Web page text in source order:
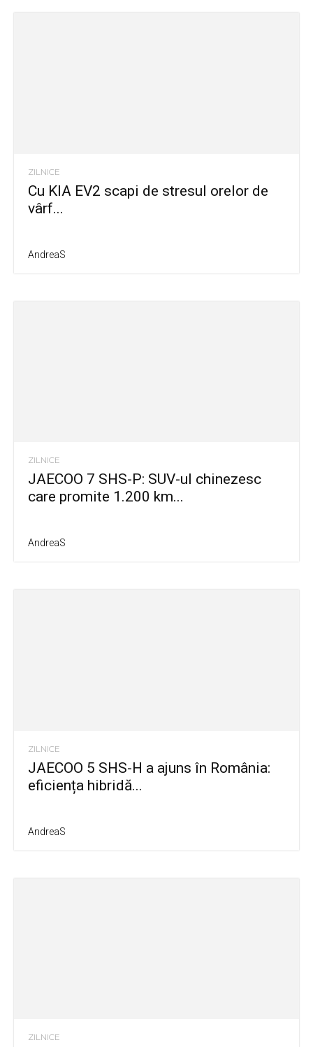
ZILNICE
Cu KIA EV2 scapi de stresul orelor de
vârf...
AndreaS
ZILNICE
JAECOO 7 SHS-P: SUV-ul chinezesc
care promite 1.200 km...
AndreaS
ZILNICE
JAECOO 5 SHS-H a ajuns în România:
eficiența hibridă...
AndreaS
ZILNICE